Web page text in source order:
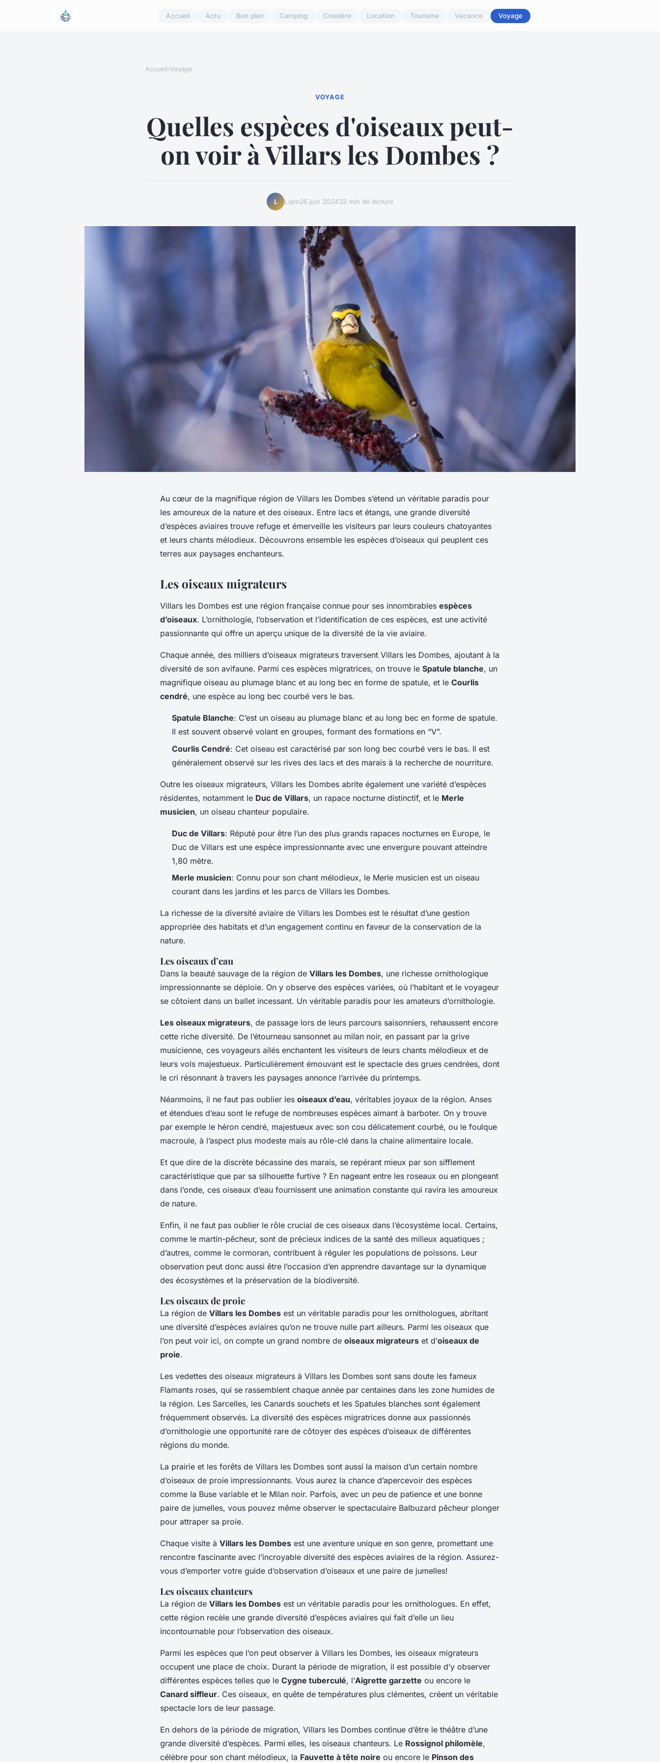
Accueil Actu Bon plan Camping Croisière Location Tourisme Vacance Voyage
Accueil›Voyage
VOYAGE
Quelles espèces d'oiseaux peut-
on voir à Villars les Dombes ?
L Liam26 juin 202432 min de lecture
Au cœur de la magnifique région de Villars les Dombes s’étend un véritable paradis pour
les amoureux de la nature et des oiseaux. Entre lacs et étangs, une grande diversité
d’espèces aviaires trouve refuge et émerveille les visiteurs par leurs couleurs chatoyantes
et leurs chants mélodieux. Découvrons ensemble les espèces d’oiseaux qui peuplent ces
terres aux paysages enchanteurs.
Les oiseaux migrateurs
Villars les Dombes est une région française connue pour ses innombrables espèces
d’oiseaux. L’ornithologie, l’observation et l’identification de ces espèces, est une activité
passionnante qui offre un aperçu unique de la diversité de la vie aviaire.
Chaque année, des milliers d’oiseaux migrateurs traversent Villars les Dombes, ajoutant à la
diversité de son avifaune. Parmi ces espèces migratrices, on trouve le Spatule blanche, un
magnifique oiseau au plumage blanc et au long bec en forme de spatule, et le Courlis
cendré, une espèce au long bec courbé vers le bas.
Spatule Blanche: C’est un oiseau au plumage blanc et au long bec en forme de spatule.
Il est souvent observé volant en groupes, formant des formations en “V”.
Courlis Cendré: Cet oiseau est caractérisé par son long bec courbé vers le bas. Il est
généralement observé sur les rives des lacs et des marais à la recherche de nourriture.
Outre les oiseaux migrateurs, Villars les Dombes abrite également une variété d’espèces
résidentes, notamment le Duc de Villars, un rapace nocturne distinctif, et le Merle
musicien, un oiseau chanteur populaire.
Duc de Villars: Réputé pour être l’un des plus grands rapaces nocturnes en Europe, le
Duc de Villars est une espèce impressionnante avec une envergure pouvant atteindre
1,80 mètre.
Merle musicien: Connu pour son chant mélodieux, le Merle musicien est un oiseau
courant dans les jardins et les parcs de Villars les Dombes.
La richesse de la diversité aviaire de Villars les Dombes est le résultat d’une gestion
appropriée des habitats et d’un engagement continu en faveur de la conservation de la
nature.
Les oiseaux d’eau
Dans la beauté sauvage de la région de Villars les Dombes, une richesse ornithologique
impressionnante se déploie. On y observe des espèces variées, où l’habitant et le voyageur
se côtoient dans un ballet incessant. Un véritable paradis pour les amateurs d’ornithologie.
Les oiseaux migrateurs, de passage lors de leurs parcours saisonniers, rehaussent encore
cette riche diversité. De l’étourneau sansonnet au milan noir, en passant par la grive
musicienne, ces voyageurs ailés enchantent les visiteurs de leurs chants mélodieux et de
leurs vols majestueux. Particulièrement émouvant est le spectacle des grues cendrées, dont
le cri résonnant à travers les paysages annonce l’arrivée du printemps.
Néanmoins, il ne faut pas oublier les oiseaux d’eau, véritables joyaux de la région. Anses
et étendues d’eau sont le refuge de nombreuses espèces aimant à barboter. On y trouve
par exemple le héron cendré, majestueux avec son cou délicatement courbé, ou le foulque
macroule, à l’aspect plus modeste mais au rôle-clé dans la chaine alimentaire locale.
Et que dire de la discrète bécassine des marais, se repérant mieux par son sifflement
caractéristique que par sa silhouette furtive ? En nageant entre les roseaux ou en plongeant
dans l’onde, ces oiseaux d’eau fournissent une animation constante qui ravira les amoureux
de nature.
Enfin, il ne faut pas oublier le rôle crucial de ces oiseaux dans l’écosystème local. Certains,
comme le martin-pêcheur, sont de précieux indices de la santé des milieux aquatiques ;
d’autres, comme le cormoran, contribuent à réguler les populations de poissons. Leur
observation peut donc aussi être l’occasion d’en apprendre davantage sur la dynamique
des écosystèmes et la préservation de la biodiversité.
Les oiseaux de proie
La région de Villars les Dombes est un véritable paradis pour les ornithologues, abritant
une diversité d’espèces aviaires qu’on ne trouve nulle part ailleurs. Parmi les oiseaux que
l’on peut voir ici, on compte un grand nombre de oiseaux migrateurs et d’oiseaux de
proie.
Les vedettes des oiseaux migrateurs à Villars les Dombes sont sans doute les fameux
Flamants roses, qui se rassemblent chaque année par centaines dans les zone humides de
la région. Les Sarcelles, les Canards souchets et les Spatules blanches sont également
fréquemment observés. La diversité des espèces migratrices donne aux passionnés
d’ornithologie une opportunité rare de côtoyer des espèces d’oiseaux de différentes
régions du monde.
La prairie et les forêts de Villars les Dombes sont aussi la maison d’un certain nombre
d’oiseaux de proie impressionnants. Vous aurez la chance d’apercevoir des espèces
comme la Buse variable et le Milan noir. Parfois, avec un peu de patience et une bonne
paire de jumelles, vous pouvez même observer le spectaculaire Balbuzard pêcheur plonger
pour attraper sa proie.
Chaque visite à Villars les Dombes est une aventure unique en son genre, promettant une
rencontre fascinante avec l’incroyable diversité des espèces aviaires de la région. Assurez-
vous d’emporter votre guide d’observation d’oiseaux et une paire de jumelles!
Les oiseaux chanteurs
La région de Villars les Dombes est un véritable paradis pour les ornithologues. En effet,
cette région recèle une grande diversité d’espèces aviaires qui fait d’elle un lieu
incontournable pour l’observation des oiseaux.
Parmi les espèces que l’on peut observer à Villars les Dombes, les oiseaux migrateurs
occupent une place de choix. Durant la période de migration, il est possible d’y observer
différentes espèces telles que le Cygne tuberculé, l’Aigrette garzette ou encore le
Canard siffleur. Ces oiseaux, en quête de températures plus clémentes, créent un véritable
spectacle lors de leur passage.
En dehors de la période de migration, Villars les Dombes continue d’être le théâtre d’une
grande diversité d’espèces. Parmi elles, les oiseaux chanteurs. Le Rossignol philomèle,
célèbre pour son chant mélodieux, la Fauvette à tête noire ou encore le Pinson des